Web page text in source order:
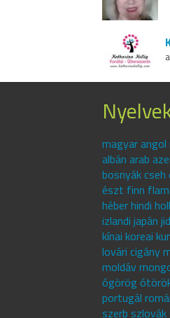
magyar
albán arab
bosnyák
észt finn
héber hindi
izlandi japán
kínai koreai
lovári cigány
moldáv
ógörög
portugál
szerb